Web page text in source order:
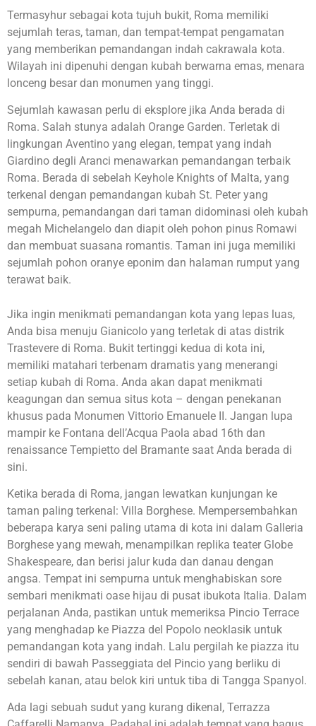
Termasyhur sebagai kota tujuh bukit, Roma memiliki
sejumlah teras, taman, dan tempat-tempat pengamatan
yang memberikan pemandangan indah cakrawala kota.
Wilayah ini dipenuhi dengan kubah berwarna emas, menara
lonceng besar dan monumen yang tinggi.
Sejumlah kawasan perlu di eksplore jika Anda berada di
Roma. Salah stunya adalah Orange Garden. Terletak di
lingkungan Aventino yang elegan, tempat yang indah
Giardino degli Aranci menawarkan pemandangan terbaik
Roma. Berada di sebelah Keyhole Knights of Malta, yang
terkenal dengan pemandangan kubah St. Peter yang
sempurna, pemandangan dari taman didominasi oleh kubah
megah Michelangelo dan diapit oleh pohon pinus Romawi
dan membuat suasana romantis. Taman ini juga memiliki
sejumlah pohon oranye eponim dan halaman rumput yang
terawat baik.
Jika ingin menikmati pemandangan kota yang lepas luas,
Anda bisa menuju Gianicolo yang terletak di atas distrik
Trastevere di Roma. Bukit tertinggi kedua di kota ini,
memiliki matahari terbenam dramatis yang menerangi
setiap kubah di Roma. Anda akan dapat menikmati
keagungan dan semua situs kota – dengan penekanan
khusus pada Monumen Vittorio Emanuele II. Jangan lupa
mampir ke Fontana dell’Acqua Paola abad 16th dan
renaissance Tempietto del Bramante saat Anda berada di
sini.
Ketika berada di Roma, jangan lewatkan kunjungan ke
taman paling terkenal: Villa Borghese. Mempersembahkan
beberapa karya seni paling utama di kota ini dalam Galleria
Borghese yang mewah, menampilkan replika teater Globe
Shakespeare, dan berisi jalur kuda dan danau dengan
angsa. Tempat ini sempurna untuk menghabiskan sore
sembari menikmati oase hijau di pusat ibukota Italia. Dalam
perjalanan Anda, pastikan untuk memeriksa Pincio Terrace
yang menghadap ke Piazza del Popolo neoklasik untuk
pemandangan kota yang indah. Lalu pergilah ke piazza itu
sendiri di bawah Passeggiata del Pincio yang berliku di
sebelah kanan, atau belok kiri untuk tiba di Tangga Spanyol.
Ada lagi sebuah sudut yang kurang dikenal, Terrazza